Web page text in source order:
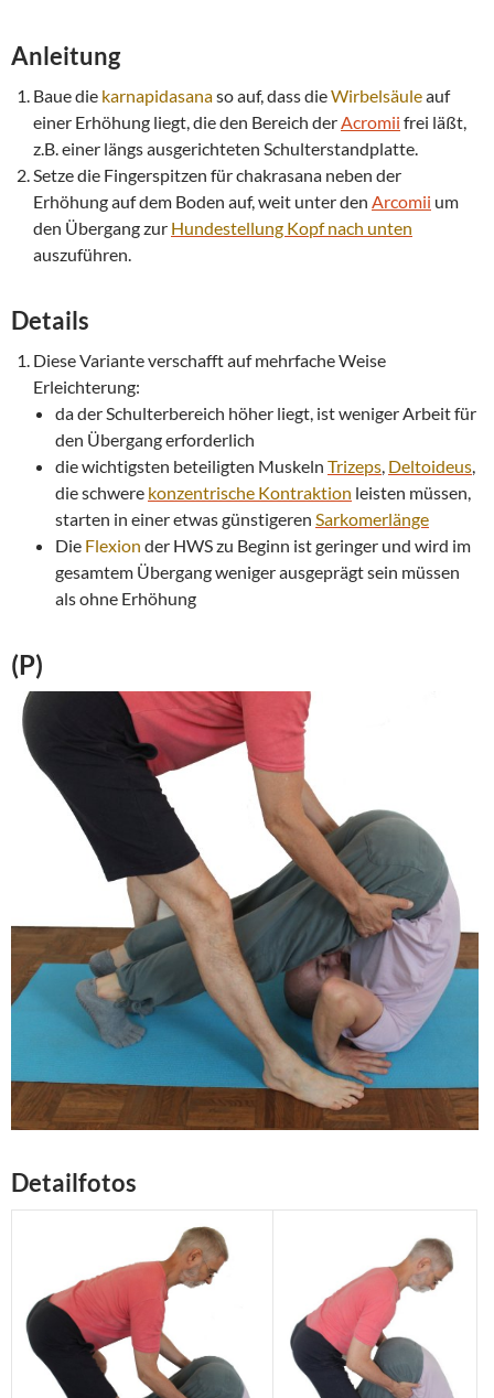
Anleitung
Baue die karnapidasanaso auf, dass dieWirbelsäuleauf
einer Erhöhung liegt, die den Bereich derAcromii frei läßt,
z.B. einer längs ausgerichteten Schulterstandplatte.
Setze die Fingerspitzen für chakrasana neben der
Erhöhung auf dem Boden auf, weit unter den Arcomii um
den Übergang zur Hundestellung Kopf nach unten
auszuführen.
Details
Diese Variante verschafft auf mehrfache Weise
Erleichterung:
da der Schulterbereich höher liegt, ist weniger Arbeit für
den Übergang erforderlich
die wichtigsten beteiligten Muskeln Trizeps, Deltoideus,
die schwere konzentrische Kontraktion leisten müssen,
starten in einer etwas günstigeren Sarkomerlänge
Die Flexion der HWS zu Beginn ist geringer und wird im
gesamtem Übergang weniger ausgeprägt sein müssen
als ohne Erhöhung
(P)
Detailfotos